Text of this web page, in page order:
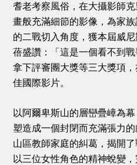
耆老考察風俗，在大攝影師
畫般充滿細節的影像，為家
的二戰切入角度，獲本屆威
蓓盛讚：「這是一個看不到
拿下評審團大獎等三大獎項
佳國際影片。
以阿爾卑斯山的層巒疊嶂為
塑造成一個封閉而充滿張力
山區教師家庭的糾葛，揭開
以三位女性角色的精神蛻變